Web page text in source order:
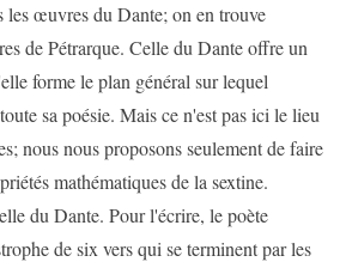
les œuvres du Dante; on en trouve
de Pétrarque. Celle du Dante offre un
forme le plan général sur lequel
sa poésie. Mais ce n'est pas ici le lieu
nous nous proposons seulement de faire
mathématiques de la sextine.
du Dante. Pour l'écrire, le poète
de six vers qui se terminent par les